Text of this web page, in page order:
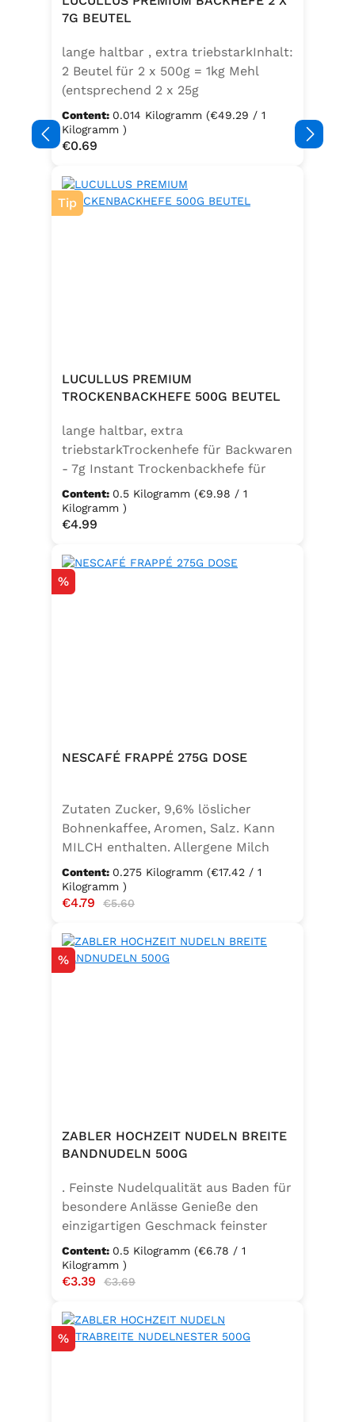
Speisefettsäuren, Folsäure,
Sellerie enthalten.
7G BEUTEL
lange haltbar , extra triebstarkInhalt:
2 Beutel für 2 x 500g = 1kg Mehl
(entsprechend 2 x 25g
Frischhefe)Zutaten: Trockenbackhefe
, Emulgator E491 (Unter
Schutzatmosphäre verpackt)
Content: 0.014 Kilogramm (€49.29 / 1
Kilogramm )
Regular price:
€0.69
Tip
LUCULLUS PREMIUM
TROCKENBACKHEFE 500G BEUTEL
lange haltbar, extra
triebstarkTrockenhefe für Backwaren
- 7g Instant Trockenbackhefe für
500g Weizenmehl, entspricht 25g
FrischhefeZutaten: Trockenbackhefe,
Emulgator Sorbitanmonostearat
Content: 0.5 Kilogramm (€9.98 / 1
Kilogramm )
Regular price:
€4.99
Discount
%
NESCAFÉ FRAPPÉ 275G DOSE
Zutaten Zucker, 9,6% löslicher
Bohnenkaffee, Aromen, Salz. Kann
MILCH enthalten. Allergene Milch
und daraus gewonnene Erzeugnisse
Content: 0.275 Kilogramm (€17.42 / 1
Kilogramm )
Sale price:
€4.79 Regular price:
€5.60
Discount
%
ZABLER HOCHZEIT NUDELN BREITE
BANDNUDELN 500G
. Feinste Nudelqualität aus Baden für
besondere Anlässe Genieße den
einzigartigen Geschmack feinster
Bandnudeln – mit den Zabler
Hochzeit Nudeln holst du dir echte
badische Qualität auf den Teller.
Hartweizengrieß, täglich frisch
aufgeschlagenen Eiern der
Content: 0.5 Kilogramm (€6.78 / 1
Kilogramm )
Sale price:
€3.39 Regular price:
€3.69
Discount
%